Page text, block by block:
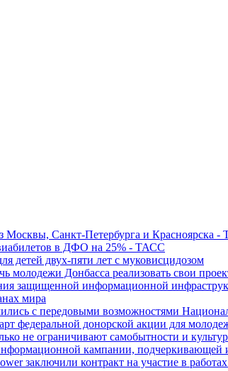
Москвы, Санкт-Петербурга и Красноярска -
в ДФО на 25% - ТАСС
детей двух-пяти лет с муковисцидозом
молодежи Донбасса реализовать свои
защищенной информационной
мира
с передовыми возможностями
федеральной донорской акции для
не ограничивают самобытности и
кампании, подчеркивающей
заключили контракт на участие в